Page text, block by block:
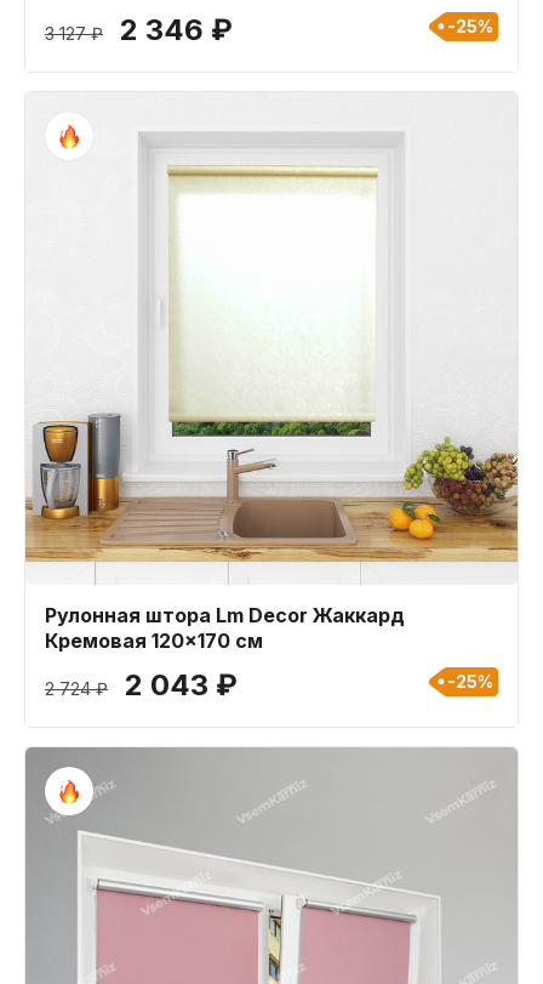
3 127 ₽ 2 346 ₽ -25%
Рулонная штора Lm Decor Жаккард
Кремовая 120x170 см
2 724 ₽ 2 043 ₽ -25%